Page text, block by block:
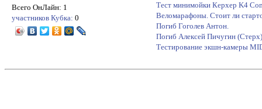
Всего ОнЛайн: 1
участников Кубка: 0
Тест минимойки Керхер K4
Веломарафоны. Стоит ли
Погиб Гоголев Антон.
Погиб Алексей Пичугин (Стерх)
Тестирование экшн-камеры